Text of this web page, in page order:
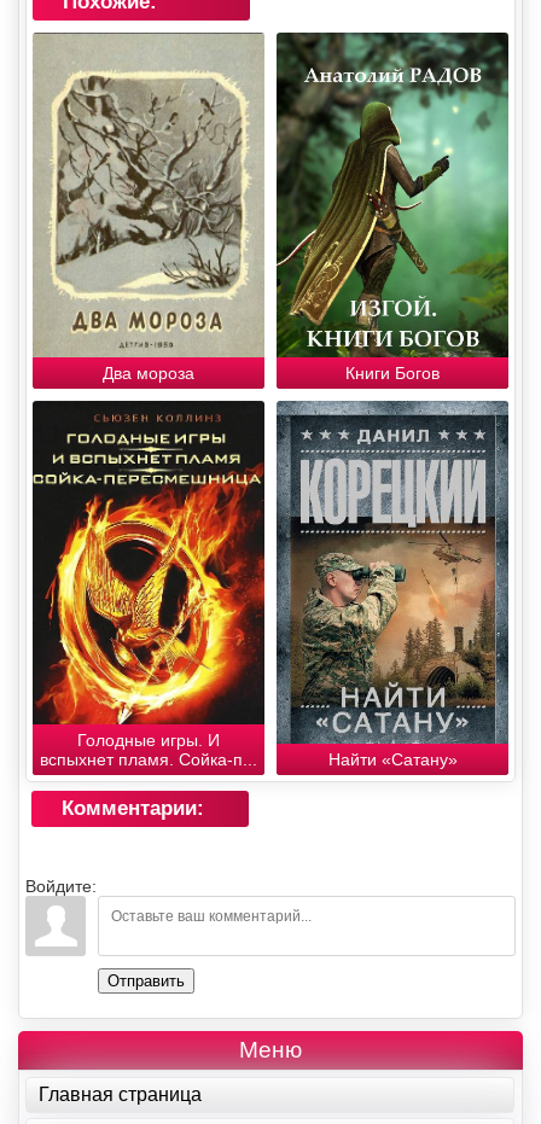
Два мороза Книги Богов
Голодные игры. И
вспыхнет пламя. Сойка-п...
Найти «Сатану»
Комментарии:
Войдите:
Отправить
Меню
Главная страница